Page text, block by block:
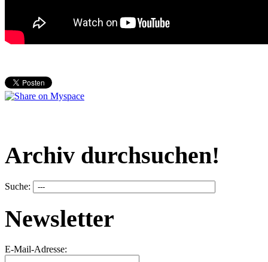
Archiv durchsuchen!
Suche:
Newsletter
E-Mail-Adresse: